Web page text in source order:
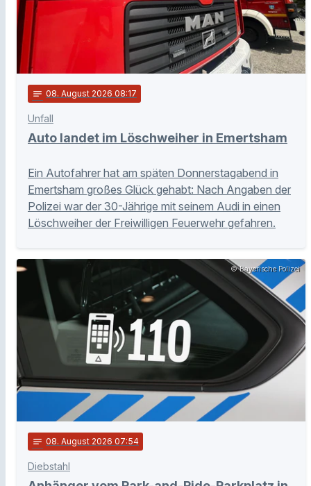
notes 08. August 2026 08:17
Unfall
Auto landet im Löschweiher in Emertsham
Ein Autofahrer hat am späten Donnerstagabend in
Emertsham großes Glück gehabt: Nach Angaben der
Polizei war der 30-Jährige mit seinem Audi in einen
Löschweiher der Freiwilligen Feuerwehr gefahren.
© Bayerische Polizei
notes 08. August 2026 07:54
Diebstahl